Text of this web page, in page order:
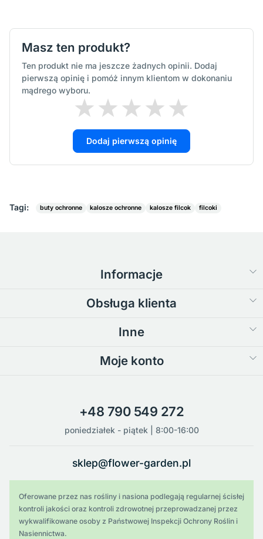
Masz ten produkt?
Ten produkt nie ma jeszcze żadnych opinii. Dodaj
pierwszą opinię i pomóż innym klientom w dokonaniu
mądrego wyboru.
Dodaj pierwszą opinię
Tagi: buty ochronne kalosze ochronne kalosze filcok filcoki
Informacje
Obsługa klienta
Inne
Moje konto
+48 790 549 272
poniedziałek - piątek | 8:00-16:00
sklep@flower-garden.pl
Oferowane przez nas rośliny i nasiona podlegają regularnej ścisłej
kontroli jakości oraz kontroli zdrowotnej przeprowadzanej przez
wykwalifikowane osoby z Państwowej Inspekcji Ochrony Roślin i
Nasiennictwa.